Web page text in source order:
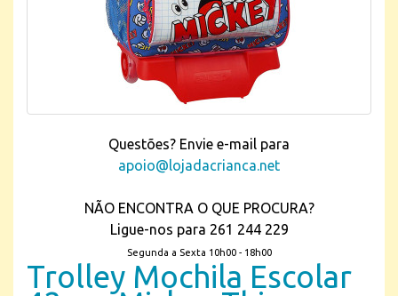
Questões? Envie e-mail para
apoio@lojadacrianca.net
NÃO ENCONTRA O QUE PROCURA?
Ligue-nos para 261 244 229
Segunda a Sexta 10h00 - 18h00
Trolley Mochila Escolar